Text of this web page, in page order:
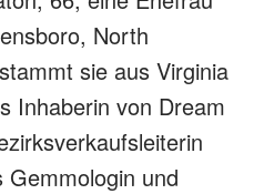
North
sie aus Virginia
Inhaberin von Dream
und